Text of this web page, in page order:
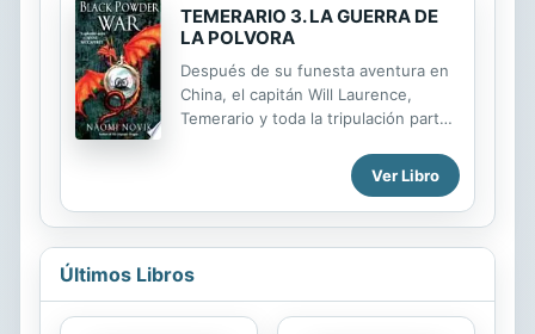
TEMERARIO 3. LA GUERRA DE
LA POLVORA
Después de su funesta aventura en
China, el capitán Will Laurence,
Temerario y toda la tripulación parten
recorriendo la decadente ruta de la
seda hasta llegar a Turquía, donde
les espera su misión: recoger tres
Sultán y escoltarlos de vuelta a
Ver Libro
Últimos Libros